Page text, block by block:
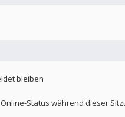
bleiben
Status während dieser